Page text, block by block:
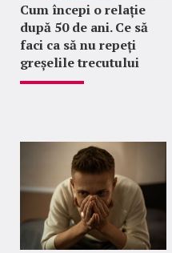
Cum începi o relație
după 50 de ani. Ce să
faci ca să nu repeți
greșelile trecutului